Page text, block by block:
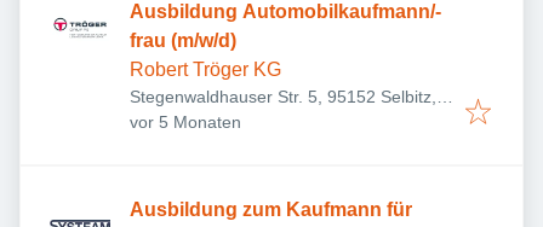
Ausbildung Automobilkaufmann/-
frau (m/w/d)
Robert Tröger KG
Stegenwaldhauser Str. 5, 95152 Selbitz,
Deutschland
Veröffentlicht:
vor 5 Monaten
Ausbildung zum Kaufmann für